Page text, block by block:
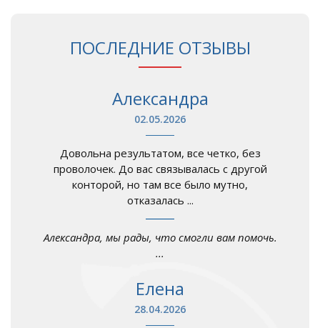
ПОСЛЕДНИЕ ОТЗЫВЫ
Александра
02.05.2026
Довольна результатом, все четко, без
проволочек. До вас связывалась с другой
конторой, но там все было мутно,
отказалась ...
Александра, мы рады, что смогли вам помочь.
...
Елена
28.04.2026